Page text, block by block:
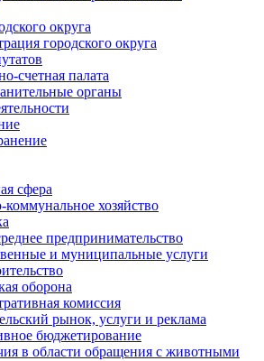
округа
городcкого округа
счетная палата
органы
сфера
хозяйство
предпринимательство
и муниципальные услуги
оборона
комиссия
рынок, услуги и реклама
бюджетирование
в области обращения с животными